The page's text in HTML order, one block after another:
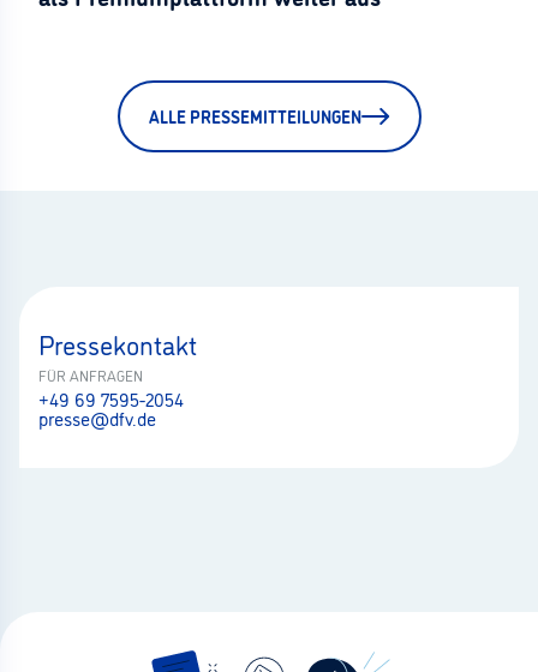
ALLE PRESSEMITTEILUNGEN
Pressekontakt
FÜR ANFRAGEN
+49 69 7595-2054
presse@dfv.de